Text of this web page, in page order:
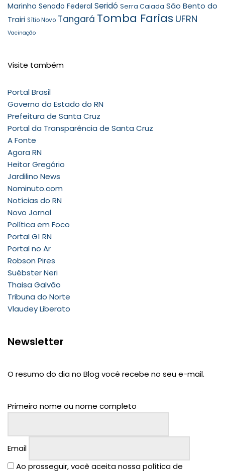
Marinho Senado Federal Seridó Serra Caiada São Bento do
Trairi Sítio Novo Tangará Tomba Farias UFRN
Vacinação
Visite também
Portal Brasil
Governo do Estado do RN
Prefeitura de Santa Cruz
Portal da Transparência de Santa Cruz
A Fonte
Agora RN
Heitor Gregório
Jardilino News
Nominuto.com
Notícias do RN
Novo Jornal
Política em Foco
Portal G1 RN
Portal no Ar
Robson Pires
Suébster Neri
Thaisa Galvão
Tribuna do Norte
Vlaudey Liberato
Newsletter
O resumo do dia no Blog você recebe no seu e-mail.
Primeiro nome ou nome completo
Email
Ao prosseguir, você aceita nossa política de